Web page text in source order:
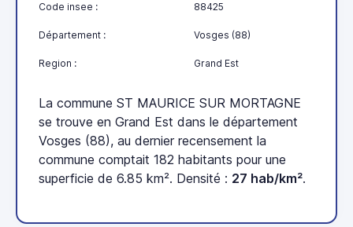
Code insee : 88425
Département : Vosges (88)
Region : Grand Est
La commune ST MAURICE SUR MORTAGNE
se trouve en Grand Est dans le département
Vosges (88), au dernier recensement la
commune comptait 182 habitants pour une
superficie de 6.85 km². Densité : 27 hab/km².